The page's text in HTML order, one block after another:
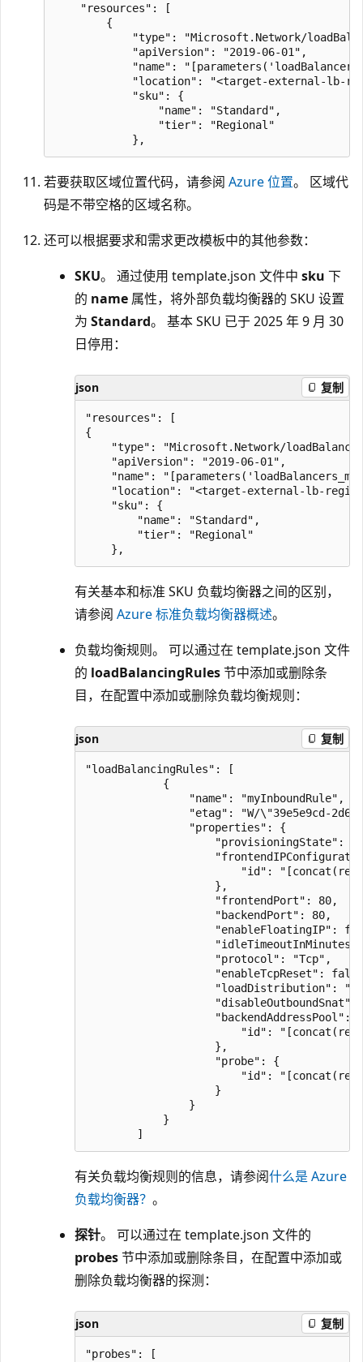
    "resources": [
        {
"type": "Microsoft.Network/
            "apiVersion": "2019-06-01",
"name":
"location": "<target-external-lb-
            "sku": {
                "name": "Standard",
                "tier": "Regional"
若要获取区域位置代码，请参阅 Azure 位置。 区域代
码是不带空格的区域名称。
还可以根据要求和需求更改模板中的其他参数：
SKU。 通过使用 template.json 文件中 sku 下
的 name 属性，将外部负载均衡器的 SKU 设置
为 Standard。 基本 SKU 已于 2025 年 9 月 30
日停用：
json 复制
"resources": [
{
"type": "Microsoft.Network/
    "apiVersion": "2019-06-01",
"name":
"location": "<target-external-lb-
    "sku": {
        "name": "Standard",
        "tier": "Regional"
有关基本和标准 SKU 负载均衡器之间的区别，
请参阅 Azure 标准负载均衡器概述。
负载均衡规则。 可以通过在 template.json 文件
的 loadBalancingRules节中添加或删除条
目，在配置中添加或删除负载均衡规则：
json 复制
"loadBalancingRules": [
            {
                "name": "myInboundRule",
"etag": "W/\"39e5e9cd-
                "properties": {
"provisioningState":
"id":
                    },
                    "frontendPort": 80,
                    "backendPort": 80,
"enableFloatingIP":
                    "protocol": "Tcp",
"enableTcpReset":
"loadDistribution":
"disableOutboundSnat":
                    "backendAddressPool": {
"id":
                    },
                    "probe": {
"id":
                    }
                }
            }
有关负载均衡规则的信息，请参阅什么是 Azure
负载均衡器？ 。
探针。 可以通过在 template.json 文件的
probes节中添加或删除条目，在配置中添加或
删除负载均衡器的探测：
json 复制
"probes": [